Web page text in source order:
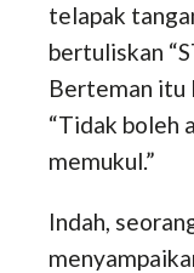
telapak
bertuliskan
Berteman itu
“Tidak boleh
memukul.”
Indah,